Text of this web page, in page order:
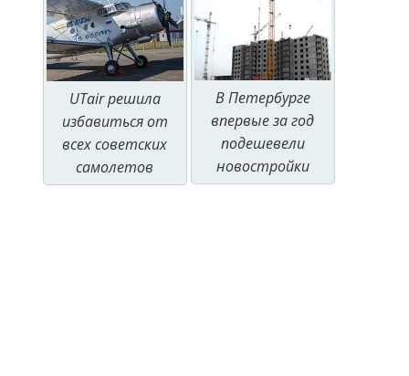
UTair решила
избавиться от
всех советских
самолетов
В Петербурге
впервые за год
подешевели
новостройки